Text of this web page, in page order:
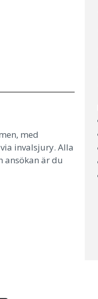
med
invalsjury. Alla
ansökan är du